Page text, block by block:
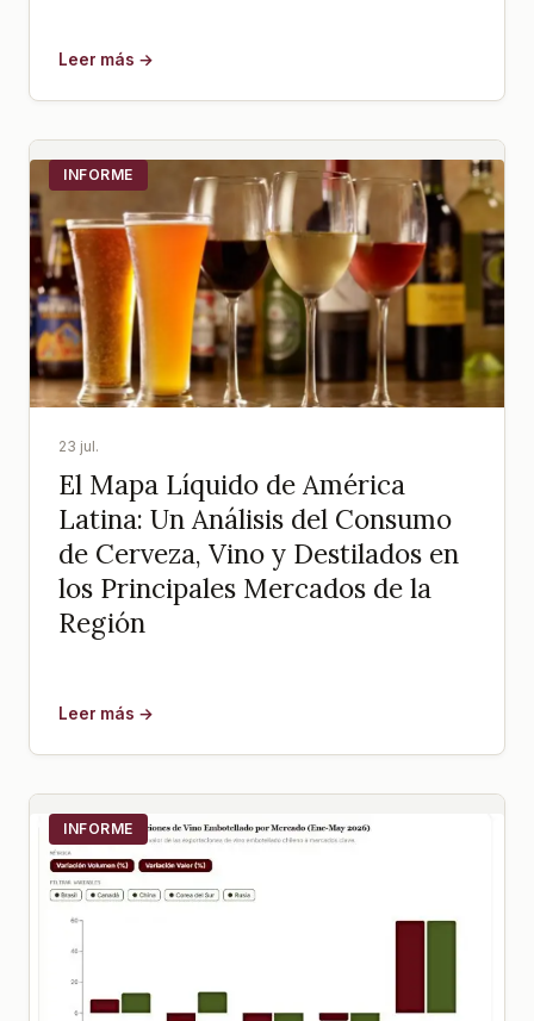
Leer más →
INFORME
23 jul.
El Mapa Líquido de América
Latina: Un Análisis del Consumo
de Cerveza, Vino y Destilados en
los Principales Mercados de la
Región
Leer más →
INFORME